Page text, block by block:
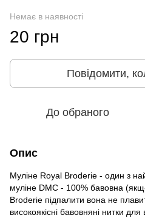
Немає в наявності
20 грн
Повідомити,
До обраного
Опис
Муліне Royal Broderie - один з
муліне DMC - 100% бавовна
Broderie підпалити вона не
високоякісні бавовняні нитки